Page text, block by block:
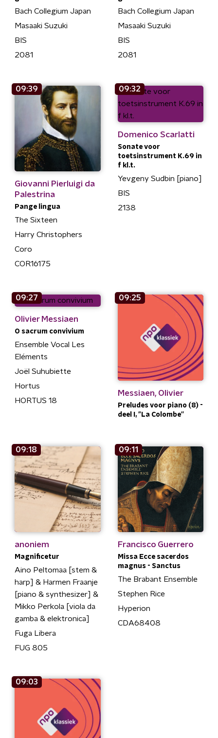
Bach Collegium Japan
Masaaki Suzuki
BIS
2081
Bach Collegium Japan
Masaaki Suzuki
BIS
2081
09:39
Giovanni Pierluigi da
Palestrina
Pange lingua
The Sixteen
Harry Christophers
Coro
COR16175
09:32
Domenico Scarlatti
Sonate voor
toetsinstrument K.69 in
f kl.t.
Yevgeny Sudbin [piano]
BIS
2138
09:27
Olivier Messiaen
O sacrum convivium
Ensemble Vocal Les
Eléments
Joël Suhubiette
Hortus
HORTUS 18
09:25
Messiaen, Olivier
Preludes voor piano (8) -
deel I, "La Colombe''
09:18
anoniem
Magnificetur
Aino Peltomaa [stem &
harp] & Harmen Fraanje
[piano & synthesizer] &
Mikko Perkola [viola da
gamba & elektronica]
Fuga Libera
FUG 805
09:11
Francisco Guerrero
Missa Ecce sacerdos
magnus - Sanctus
The Brabant Ensemble
Stephen Rice
Hyperion
CDA68408
09:03